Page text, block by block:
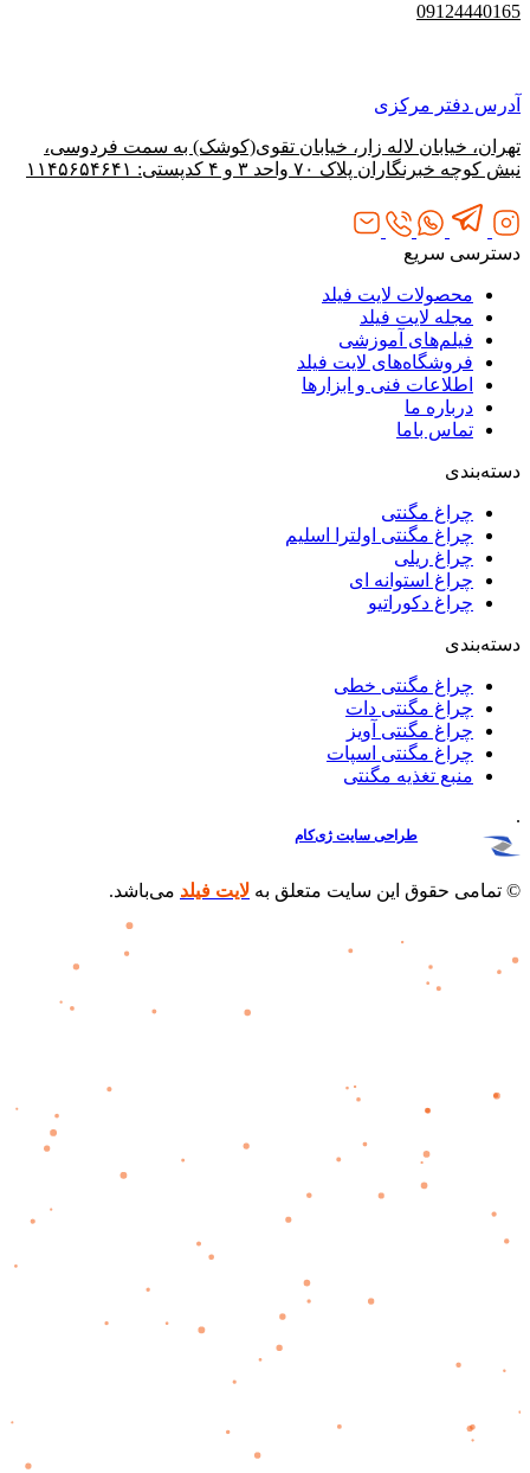
09124440165
آدرس دفتر مرکزی
تهران، خیابان لاله‌ زار، خیابان تقوی(کوشک) به سمت فردوسی،
نبش کوچه خبرنگاران پلاک ۷۰ واحد ۳ و ۴ کدپستی: ۱۱۴۵۶۵۴۶۴۱
دسترسی سریع
محصولات لایت فیلد
مجله لایت فیلد
فیلم‌های آموزشی
فروشگاه‌های لایت فیلد
اطلاعات فنی و ابزارها
درباره ما
تماس باما
دسته‌بندی
چراغ مگنتی
چراغ مگنتی اولترا اسلیم
چراغ ریلی
چراغ استوانه ای
چراغ دکوراتیو
دسته‌بندی
چراغ مگنتی خطی
چراغ مگنتی دات
چراغ مگنتی آویز
چراغ مگنتی اسپات
منبع تغذیه مگنتی
.
طراحی سایت ژی‌کام
© تمامی حقوق این سایت متعلق به لایت فیلد می‌باشد.